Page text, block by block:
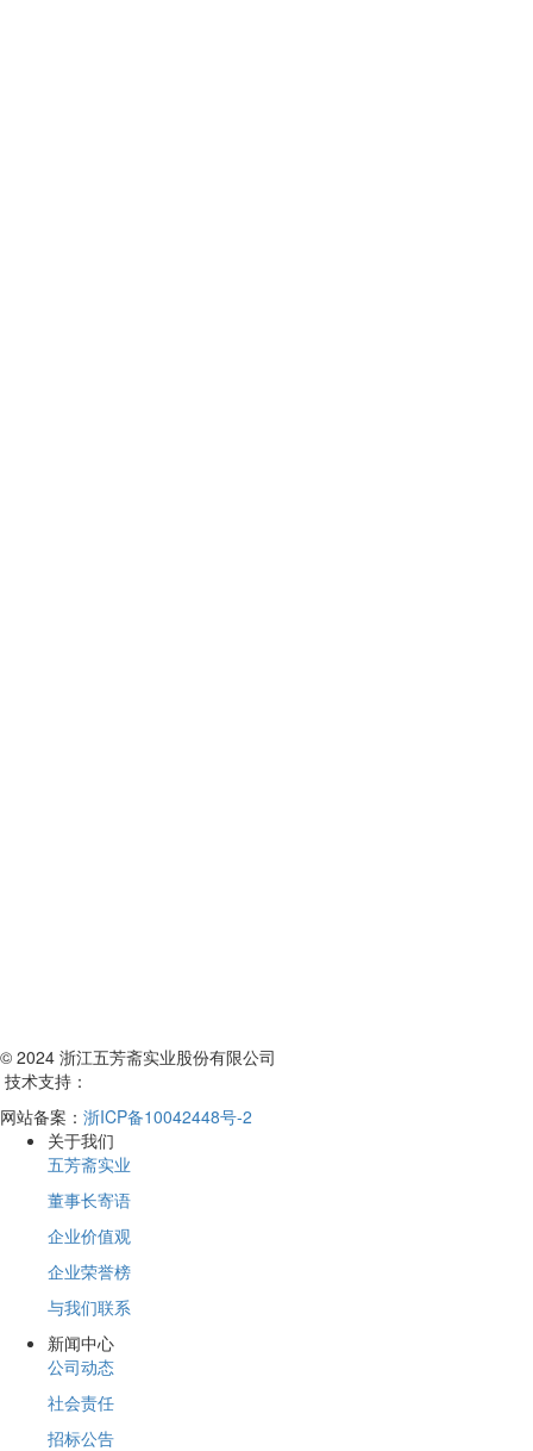
© 2024 浙江五芳斋实业股份有限公司
技术支持：
网站备案： 浙ICP备10042448号-2
关于我们
五芳斋实业
董事长寄语
企业价值观
企业荣誉榜
与我们联系
新闻中心
公司动态
社会责任
招标公告